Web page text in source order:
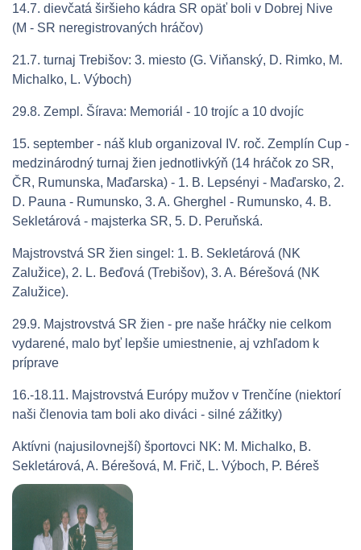
14.7. dievčatá širšieho kádra SR opäť boli v Dobrej Nive
(M - SR neregistrovaných hráčov)
21.7. turnaj Trebišov: 3. miesto (G. Viňanský, D. Rimko, M.
Michalko, L. Výboch)
29.8. Zempl. Šírava: Memoriál - 10 trojíc a 10 dvojíc
15. september - náš klub organizoval IV. roč. Zemplín Cup -
medzinárodný turnaj žien jednotlivkýň (14 hráčok zo SR,
ČR, Rumunska, Maďarska) - 1. B. Lepsényi - Maďarsko, 2.
D. Pauna - Rumunsko, 3. A. Gherghel - Rumunsko, 4. B.
Sekletárová - majsterka SR, 5. D. Peruňská.
Majstrovstvá SR žien singel: 1. B. Sekletárová (NK
Zalužice), 2. L. Beďová (Trebišov), 3. A. Bérešová (NK
Zalužice).
29.9. Majstrovstvá SR žien - pre naše hráčky nie celkom
vydarené, malo byť lepšie umiestnenie, aj vzhľadom k
príprave
16.-18.11. Majstrovstvá Európy mužov v Trenčíne (niektorí
naši členovia tam boli ako diváci - silné zážitky)
Aktívni (najusilovnejší) športovci NK: M. Michalko, B.
Sekletárová, A. Bérešová, M. Frič, L. Výboch, P. Béreš